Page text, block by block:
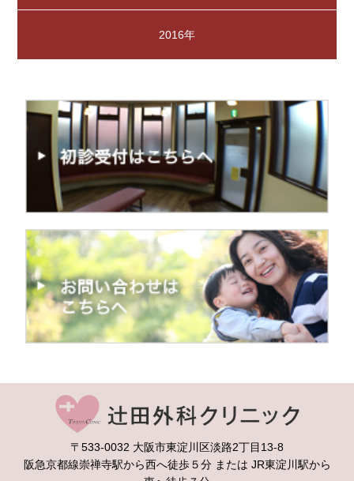
2016年
〒533-0032 大阪市東淀川区淡路2丁目13-8
阪急京都線崇禅寺駅から西へ徒歩５分 または JR東淀川駅から